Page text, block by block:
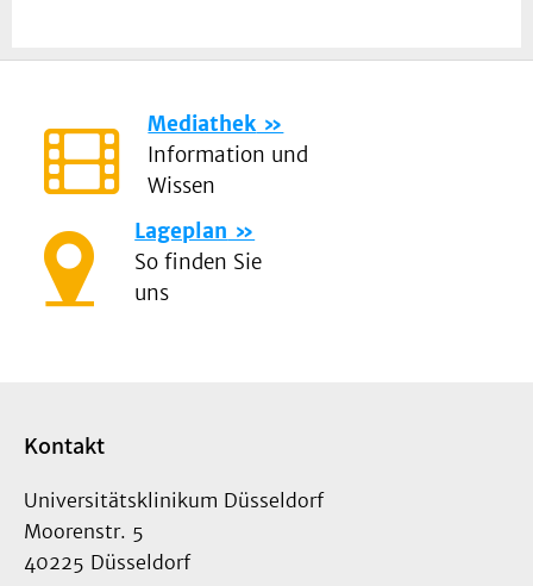
Mediathek
Information und
Wissen
Lageplan
So finden Sie
uns
Kontakt
Universitätsklinikum Düsseldorf
Moorenstr. 5
40225 Düsseldorf